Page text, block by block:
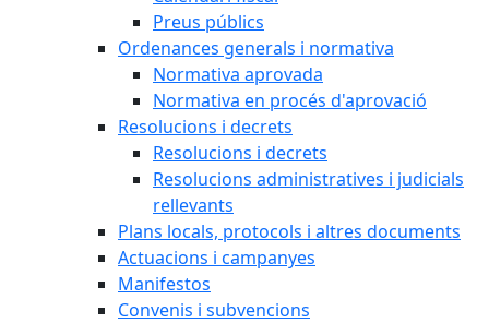
Preus públics
Ordenances generals i normativa
Normativa aprovada
Normativa en procés d'aprovació
Resolucions i decrets
Resolucions i decrets
Resolucions administratives i judicials
rellevants
Plans locals, protocols i altres documents
Actuacions i campanyes
Manifestos
Convenis i subvencions